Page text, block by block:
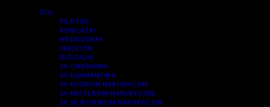
STIL
PILOTSKI
RONILAČKI
HRONOGRAF
SKELETON
DIGITALNI
SA CIRKONIMA
SA DIJAMANTIMA
SA KOŽNOM NARUKVICOM
SA METALNOM NARUKVICOM
SA SILIKONSKOM NARUKVICOM